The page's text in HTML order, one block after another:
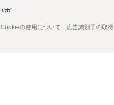
Cookieの使用について 広告識別子の取